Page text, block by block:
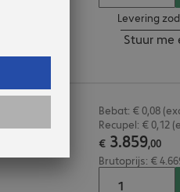
Levering
Stuur me
Bebat: € 0,08
Recupel: € 0,12
€ 3.859,00
Brutoprijs: €